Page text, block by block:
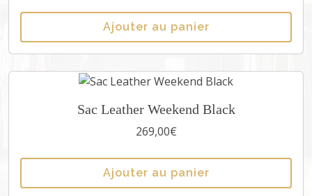
Ajouter au panier
Sac Leather Weekend Black
269,00€
Ajouter au panier